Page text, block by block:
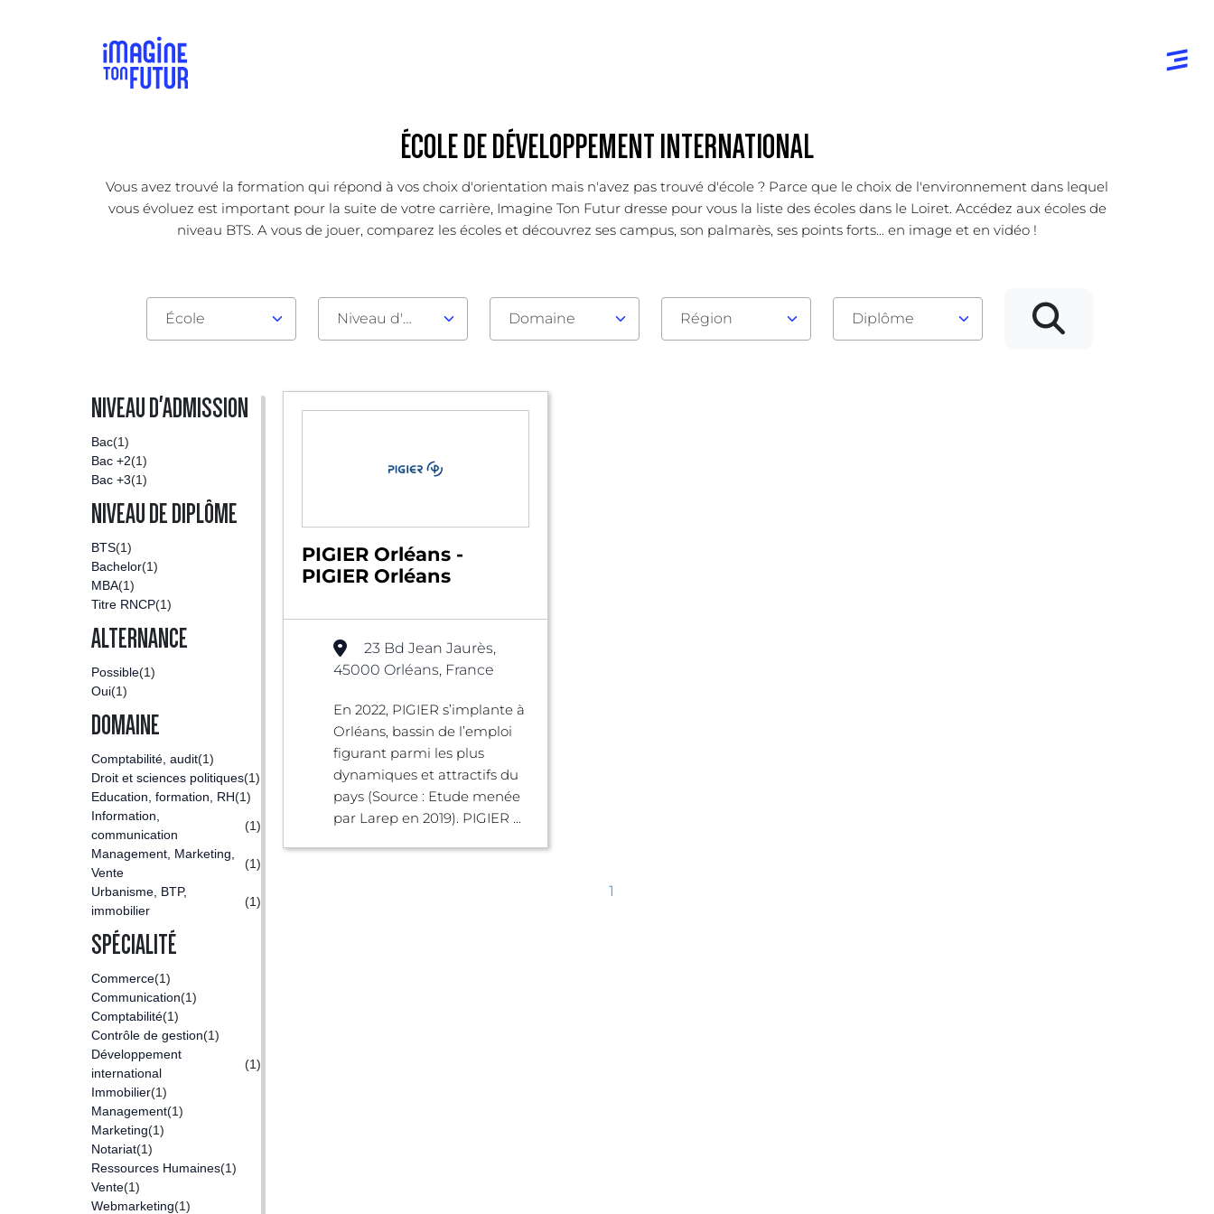
ÉCOLE DE DÉVELOPPEMENT INTERNATIONAL
Vous avez trouvé la formation qui répond à vos choix d'orientation mais n'avez pas trouvé d'école ? Parce que le choix de l'environnement dans lequel
vous évoluez est important pour la suite de votre carrière, Imagine Ton Futur dresse pour vous la liste des écoles dans le Loiret. Accédez aux écoles de
niveau BTS. A vous de jouer, comparez les écoles et découvrez ses campus, son palmarès, ses points forts... en image et en vidéo !
École Niveau d'admission Domaine Région Diplôme
NIVEAU D'ADMISSION
Bac(1)
Bac +2(1)
Bac +3(1)
NIVEAU DE DIPLÔME
BTS(1)
Bachelor(1)
MBA(1)
Titre RNCP(1)
ALTERNANCE
Possible(1)
Oui(1)
DOMAINE
Comptabilité, audit(1)
Droit et sciences politiques(1)
Education, formation, RH(1)
Information,
communication
(1)
Management, Marketing,
Vente
(1)
Urbanisme, BTP,
immobilier
(1)
SPÉCIALITÉ
Commerce(1)
Communication(1)
Comptabilité(1)
Contrôle de gestion(1)
Développement
international
(1)
Immobilier(1)
Management(1)
Marketing(1)
Notariat(1)
Ressources Humaines(1)
Vente(1)
Webmarketing(1)
PIGIER Orléans -
PIGIER Orléans
23 Bd Jean Jaurès,
45000 Orléans, France
En 2022, PIGIER s’implante à
Orléans, bassin de l’emploi
figurant parmi les plus
dynamiques et attractifs du
pays (Source : Etude menée
par Larep en 2019). PIGIER ...
1